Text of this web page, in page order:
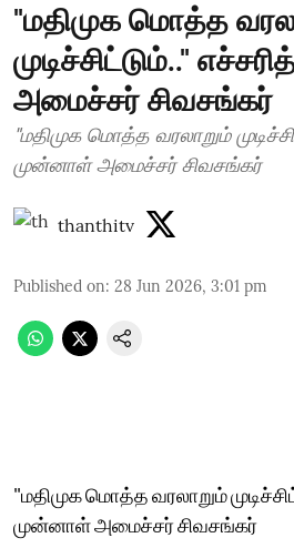
"மதிமுக மொத்த
முடிச்சிட்டும்.."
அமைச்சர் சிவசங்கர்
"மதிமுக மொத்த வரலாறும்
முன்னாள் அமைச்சர் சிவசங்கர்
thanthitv
Published on: 28 Jun 2026, 3:01 pm
"மதிமுக மொத்த வரலாறும்
முன்னாள் அமைச்சர் சிவசங்கர்